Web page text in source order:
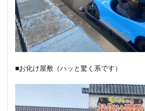
■お化け屋敷（ハッと驚く系です）